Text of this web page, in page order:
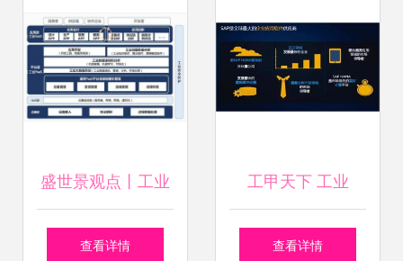
盛世景观点丨工业
互联网行业浅析 聚
查看详情
工甲天下 工业
4.0、中国制造
查看详情